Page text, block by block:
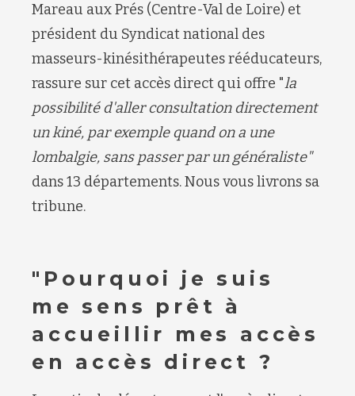
Mareau aux Prés (Centre-Val de Loire) et
président du Syndicat national des
masseurs-kinésithérapeutes rééducateurs,
rassure sur cet accès direct qui offre "la
possibilité d'aller consultation directement
un kiné, par exemple quand on a une
lombalgie, sans passer par un généraliste"
dans 13 départements. Nous vous livrons sa
tribune.
"Pourquoi je suis
me sens prêt à
accueillir mes accès
en accès direct ?